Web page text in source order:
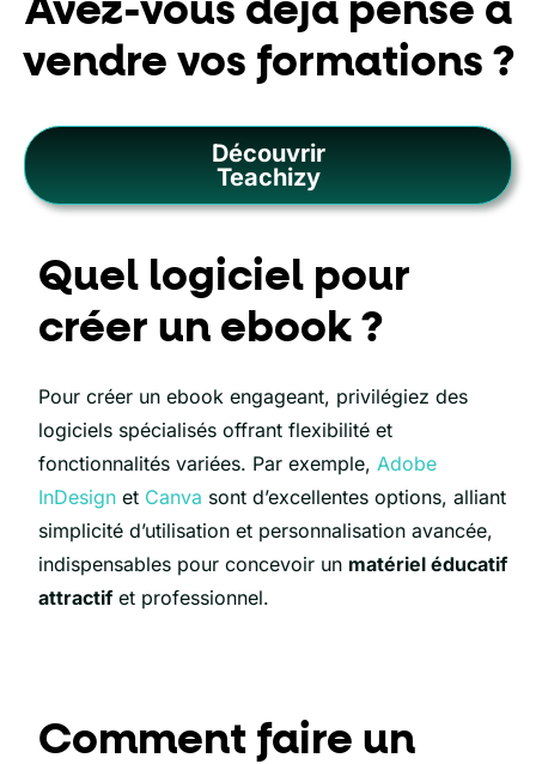
Avez-vous déjà pensé à
vendre vos formations ?
Découvrir
Teachizy
Quel logiciel pour
créer un ebook ?
Pour créer un ebook engageant, privilégiez des
logiciels spécialisés offrant flexibilité et
fonctionnalités variées. Par exemple,Adobe
InDesign et Canva sont d’excellentes options, alliant
simplicité d’utilisation et personnalisation avancée,
indispensables pour concevoir un matériel éducatif
attractifet professionnel.
Comment faire un